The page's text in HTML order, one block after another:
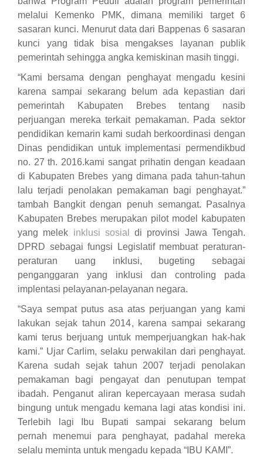
melalui Kemenko PMK,dimana memiliki target 6
sasaran kunci. Menurut data dari Bappenas 6 sasaran
kunci yang tidak bisa mengakses layanan publik
pemerintah sehingga angka kemiskinan masih tinggi.
“Kami bersama dengan penghayat mengadu kesini
karena sampai sekarang belum ada kepastian dari
pemerintah Kabupaten Brebes tentang nasib
perjuangan mereka terkait pemakaman. Pada sektor
pendidikan kemarin kami sudah berkoordinasi dengan
Dinas pendidikan untuk implementasi permendikbud
no. 27 th. 2016.kami sangat prihatin dengan keadaan
di Kabupaten Brebes yang dimana pada tahun-tahun
lalu terjadi penolakan pemakaman bagi penghayat.”
tambah Bangkit dengan penuh semangat. Pasalnya
Kabupaten Brebes merupakan pilot model kabupaten
yang melek inklusi sosial di provinsi JawaTengah.
DPRD sebagai fungsi Legislatif membuat peraturan-
peraturan uang inklusi, bugeting sebagai
penganggaran yang inklusi dan controling pada
implentasi pelayanan-pelayanan negara.
“Saya sempat putus asa atas perjuangan yang kami
lakukan sejak tahun 2014, karena sampai sekarang
kami terus berjuang untuk memperjuangkan hak-hak
kami.” Ujar Carlim, selaku perwakilan dari penghayat.
Karena sudah sejak tahun 2007 terjadi penolakan
pemakaman bagi pengayat dan penutupan tempat
ibadah. Penganut aliran kepercayaan merasa sudah
bingung untuk mengadu kemana lagi atas kondisi ini.
Terlebih lagi Ibu
Bupati sampai sekarang belum
pernah menemui para penghayat, padahal mereka
selalu meminta untuk mengadu kepada “IBU KAMI”.